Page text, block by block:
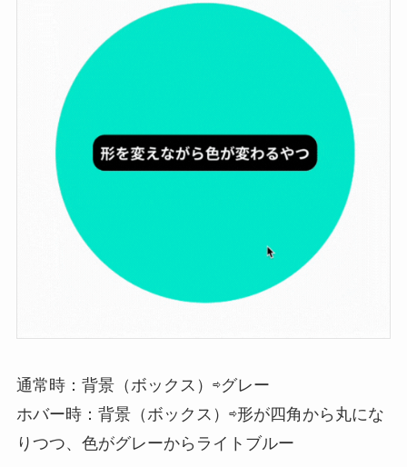
通常時：背景（ボックス）⇨グレー
ホバー時：背景（ボックス）⇨形が四角から丸にな
りつつ、色がグレーからライトブルー